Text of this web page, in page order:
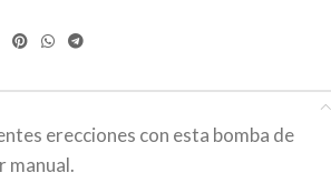
erecciones con esta bomba de
manual.